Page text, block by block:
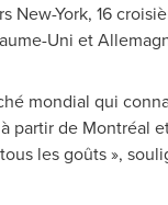
New-York, 16
Uni et
mondial qui
partir de Montréal
les goûts »,